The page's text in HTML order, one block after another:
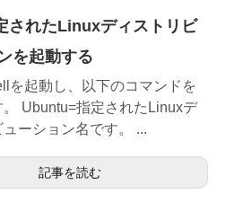
されたLinuxディストリビ
を起動する
を起動し、以下のコマンドを
Ubuntu=指定されたLinuxデ
ューション名です。 ...
記事を読む